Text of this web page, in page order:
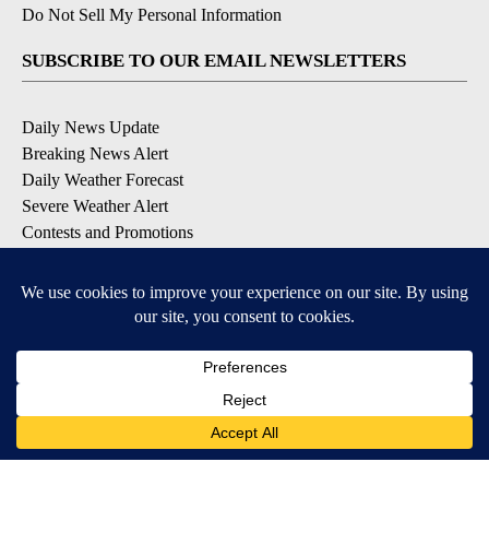
Do Not Sell My Personal Information
SUBSCRIBE TO OUR EMAIL NEWSLETTERS
Daily News Update
Breaking News Alert
Daily Weather Forecast
Severe Weather Alert
Contests and Promotions